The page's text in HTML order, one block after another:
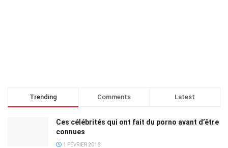
Trending Comments Latest
Ces célébrités qui ont fait du porno avant d’être
connues
1 FÉVRIER 2016